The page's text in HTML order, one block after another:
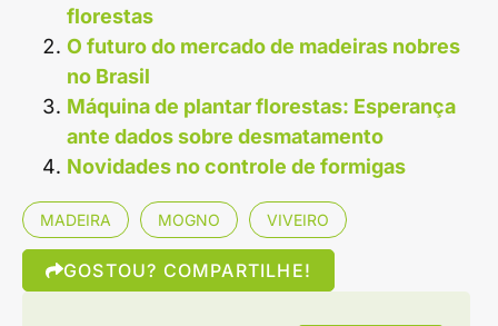
florestas
O futuro do mercado de madeiras nobres
no Brasil
Máquina de plantar florestas: Esperança
ante dados sobre desmatamento
Novidades no controle de formigas
MADEIRA MOGNO VIVEIRO
GOSTOU? COMPARTILHE!